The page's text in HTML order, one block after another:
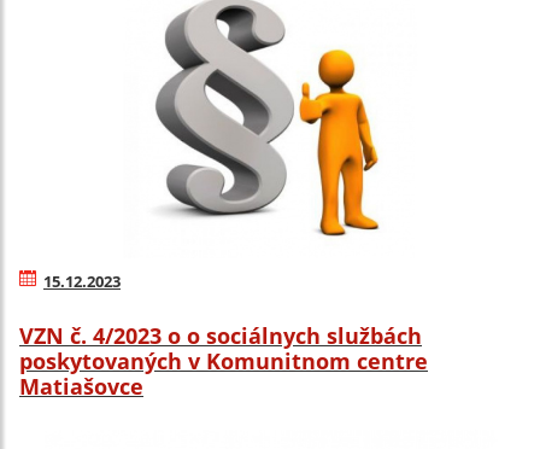
15.12.2023
VZN č. 4/2023 o o sociálnych službách
poskytovaných v Komunitnom centre
Matiašovce